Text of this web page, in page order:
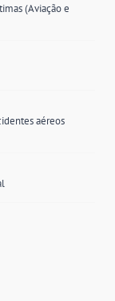
(Aviação e
aéreos